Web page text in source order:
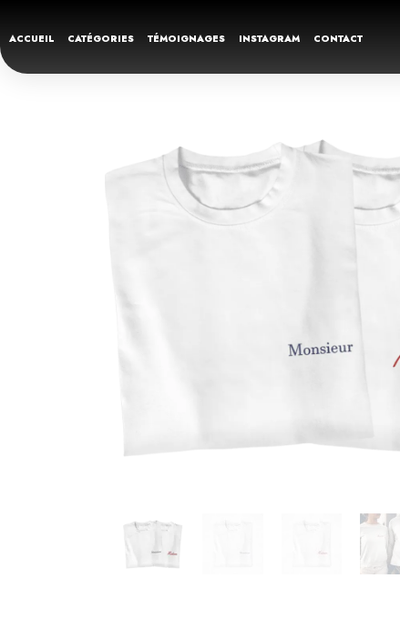
ACCUEIL CATÉGORIES TÉMOIGNAGES INSTAGRAM CONTACT